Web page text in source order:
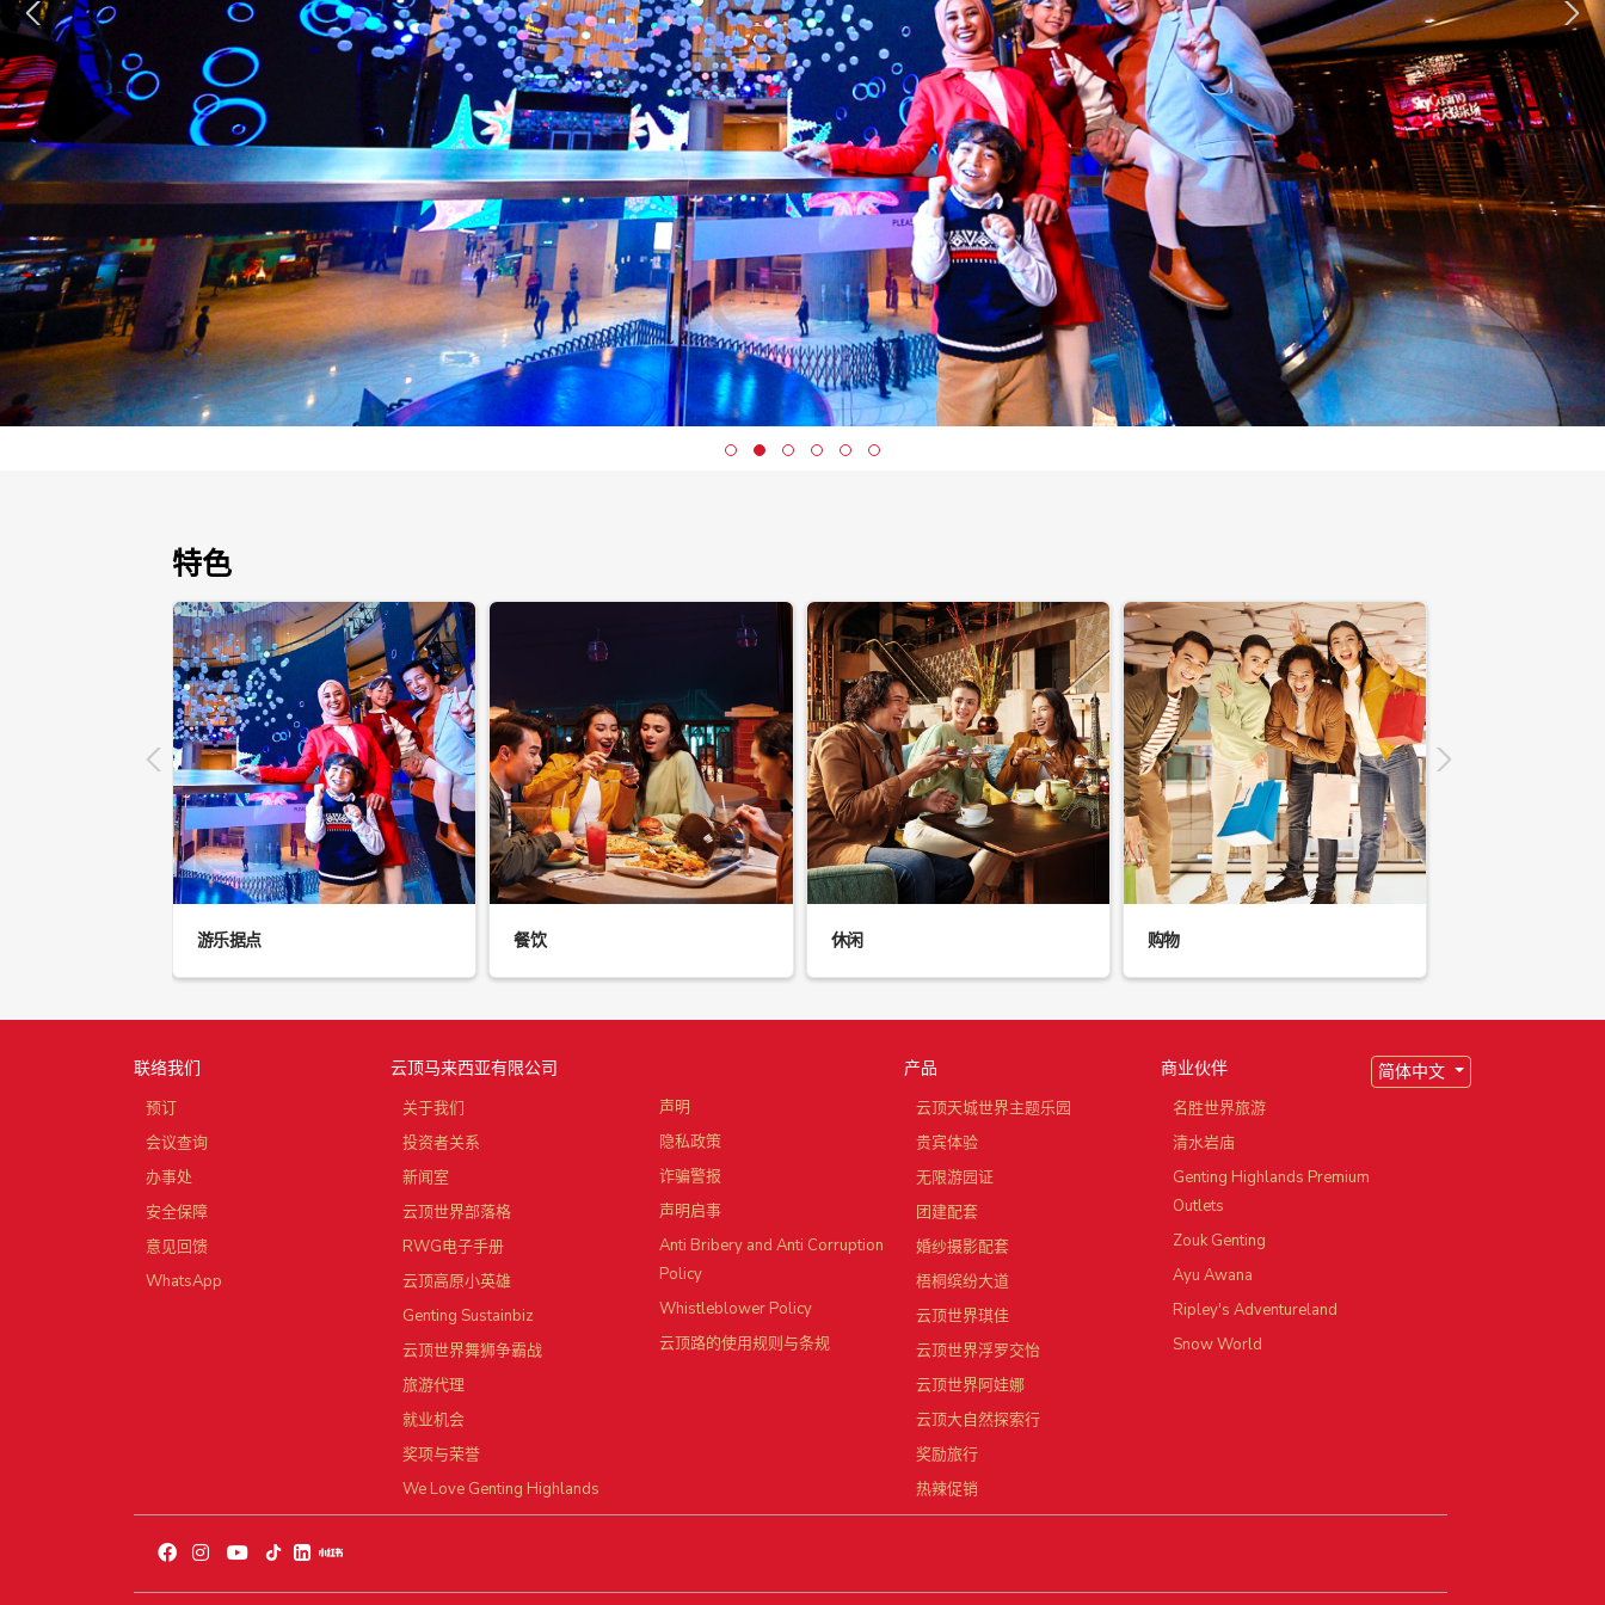
特色
游乐据点 餐饮 休闲 购物
联络我们
预订
会议查询
办事处
安全保障
意见回馈
WhatsApp
云顶马来西亚有限公司
关于我们
投资者关系
新闻室
云顶世界部落格
RWG电子手册
云顶高原小英雄
Genting Sustainbiz
云顶世界舞狮争霸战
旅游代理
就业机会
奖项与荣誉
We Love Genting Highlands
声明
隐私政策
诈骗警报
声明启事
Anti Bribery and Anti Corruption
Policy
Whistleblower Policy
云顶路的使用规则与条规
产品
云顶天城世界主题乐园
贵宾体验
无限游园证
团建配套
婚纱摄影配套
梧桐缤纷大道
云顶世界琪佳
云顶世界浮罗交怡
云顶世界阿娃娜
云顶大自然探索行
奖励旅行
热辣促销
商业伙伴
名胜世界旅游
清水岩庙
Genting Highlands Premium
Outlets
Zouk Genting
Ayu Awana
Ripley's Adventureland
Snow World
简体中文